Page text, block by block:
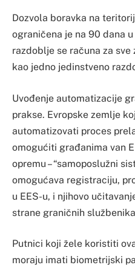
Dozvola boravka na
ograničena je na 90 dana
razdoblje se računa za sve
kao jedno jedinstveno
Uvođenje automatizacije
prakse. Evropske zemlje
automatizovati proces
omogućiti građanima van
opremu – “samoposlužni
omogućava registraciju,
u EES-u, i njihovo
strane graničnih
Putnici koji žele koristiti
moraju imati biometrijski